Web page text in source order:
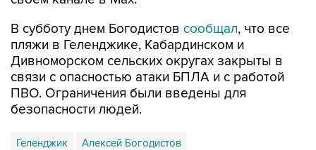
Дивноморском сельских округах закрыты в
связи с опасностью атаки БПЛА и с работой
ПВО. Ограничения были введены для
безопасности людей.
Геленджик Алексей Богодистов